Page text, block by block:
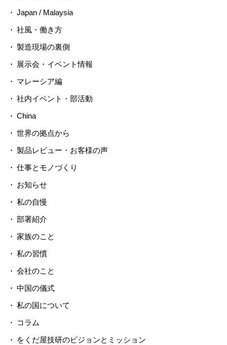
Japan / Malaysia
社風・働き方
製造現場の裏側
展示会・イベント情報
マレーシア編
社内イベント・部活動
China
世界の拠点から
製品レビュー・お客様の声
仕事とモノづくり
お知らせ
私の自慢
部署紹介
家族のこと
私の習慣
会社のこと
中国の儀式
私の国について
コラム
をくだ屋技研のビジョンとミッション